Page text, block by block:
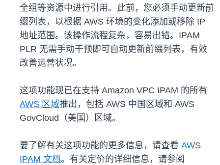
全组等资源中进行引用。此前，您必须手动更新前
缀列表，以根据 AWS 环境的变化添加或移除 IP
地址范围。该操作流程复杂，容易出错。IPAM
PLR 无需手动干预即可自动更新前缀列表，有效
改善运营状况。
这项功能现已在支持 Amazon VPC IPAM 的所有
AWS 区域推出，包括 AWS 中国区域和 AWS
GovCloud（美国）区域。
要了解有关这项功能的更多信息，请查看 AWS
IPAM 文档。有关定价的详细信息，请参阅